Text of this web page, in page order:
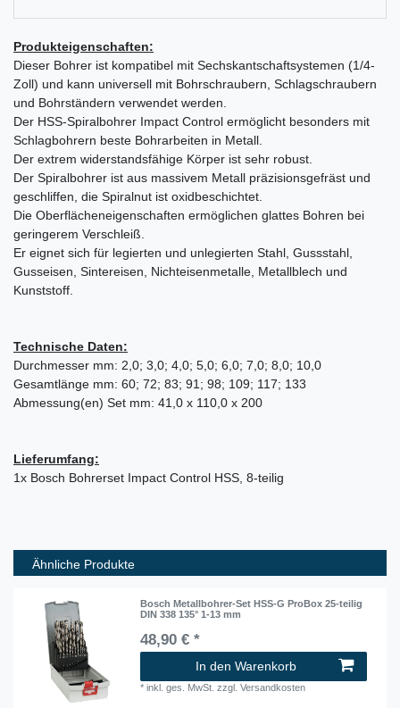
Produkteigenschaften:
Dieser Bohrer ist kompatibel mit Sechskantschaftsystemen (1/4-
Zoll) und kann universell mit Bohrschraubern, Schlagschraubern
und Bohrständern verwendet werden.
Der HSS-Spiralbohrer Impact Control ermöglicht besonders mit
Schlagbohrern beste Bohrarbeiten in Metall.
Der extrem widerstandsfähige Körper ist sehr robust.
Der Spiralbohrer ist aus massivem Metall präzisionsgefräst und
geschliffen, die Spiralnut ist oxidbeschichtet.
Die Oberflächeneigenschaften ermöglichen glattes Bohren bei
geringerem Verschleiß.
Er eignet sich für legierten und unlegierten Stahl, Gussstahl,
Gusseisen, Sintereisen, Nichteisenmetalle, Metallblech und
Kunststoff.
Technische Daten:
Durchmesser mm: 2,0; 3,0; 4,0; 5,0; 6,0; 7,0; 8,0; 10,0
Gesamtlänge mm: 60; 72; 83; 91; 98; 109; 117; 133
Abmessung(en) Set mm: 41,0 x 110,0 x 200
Lieferumfang:
1x Bosch Bohrerset Impact Control HSS, 8-teilig
Ähnliche Produkte
Bosch Metallbohrer-Set HSS-G ProBox 25-teilig
DIN 338 135° 1-13 mm
48,90 € *
In den Warenkorb
*inkl. ges. MwSt. zzgl.Versandkosten